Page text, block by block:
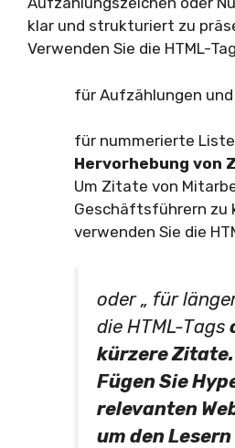
klar und strukturiert zu
Verwenden Sie die HTML-
für Aufzählungen und
für nummerierte
Hervorhebung von
Um Zitate von
Geschäftsführern zu
verwenden Sie die
oder
für
die HTML-Tags
kürzere Zitate.
Fügen Sie
relevanten
um den